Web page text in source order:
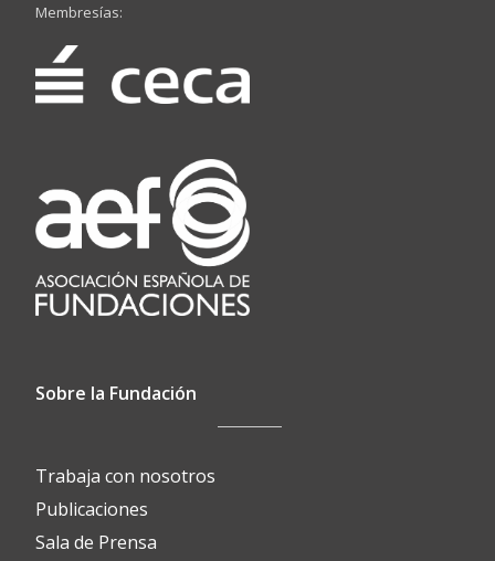
Membresías:
Sobre la Fundación
Trabaja con nosotros
Publicaciones
Sala de Prensa